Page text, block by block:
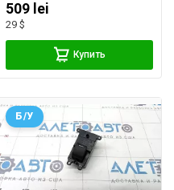
509 lei
29 $
Купить
Б/У